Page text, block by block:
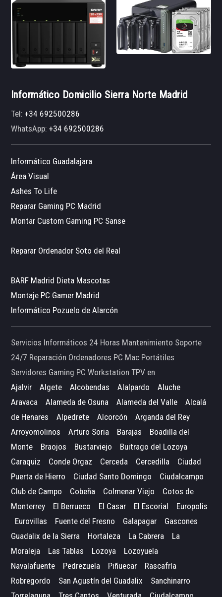
Informático Domicilio Sierra Norte Madrid
Tel:+34 692500286
WhatsApp:+34 692500286
Informático Guadalajara
Área Visual
Ashes To Life
Reparar Gaming PC Madrid
Montar Custom Gaming PC Sanse
Reparar Ordenador Soto del Real
BARF Madrid Dieta Mascotas
Montaje PC Gamer Madrid
Informático Pozuelo de Alarcón
Servicios Informáticos 24 Horas Mantenimiento Soporte
24/7 Reparación Ordenadores PC Mac Portátiles
Servidores Gaming PC Workstation TPV en
Ajalvir
Algete Alcobendas Alalpardo
Aluche
Aravaca
Alameda de Osuna Alameda del Valle
Alcalá
de Henares
Alpedrete Alcorcón
Arganda del Rey
Arroyomolinos
Arturo Soria Barajas
Boadilla del
Monte
Braojos Bustarviejo
Buitrago del Lozoya
Caraquiz
Conde Orgaz Cerceda Cercedilla
Ciudad
Puerta de Hierro
Ciudad Santo Domingo
Ciudalcampo
Club de Campo
Cobeña Colmenar Viejo
Cotos de
Monterrey
El Berrueco El Casar El Escorial
Europolis
Eurovillas
Fuente del Fresno Galapagar
Gascones
Guadalix de la Sierra
Hortaleza La Cabrera
La
Moraleja
Las Tablas Lozoya
Lozoyuela
Navalafuente
Pedrezuela Piñuecar
Rascafría
Robregordo
San Agustín del Guadalix
Sanchinarro